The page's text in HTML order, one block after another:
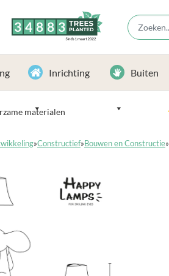
3 4 8 8 3 TREES
PLANTED
Sinds 1 maart 2022
Inrichting Buiten
materialen
»Constructief» Bouwen en Constructie»